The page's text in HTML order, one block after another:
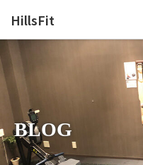
HillsFit
BLOG